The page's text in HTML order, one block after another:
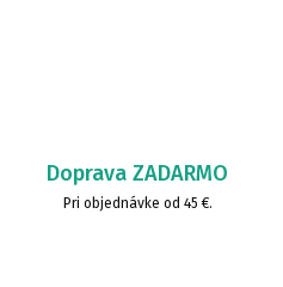
Doprava ZADARMO
Pri objednávke od 45 €.